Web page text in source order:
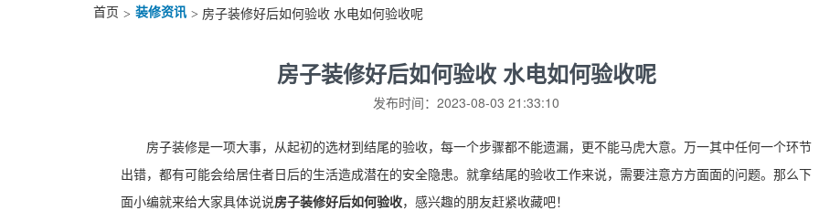
首页 > 装修资讯 > 房子装修好后如何验收 水电如何验收呢
房子装修好后如何验收 水电如何验收呢
发布时间：2023-08-03 21:33:10
房子装修是一项大事，从起初的选材到结尾的验收，每一个步骤都不能遗漏，更不能马虎大意。万一其中任何一个环节
出错，都有可能会给居住者日后的生活造成潜在的安全隐患。就拿结尾的验收工作来说，需要注意方方面面的问题。那么下
面小编就来给大家具体说说房子装修好后如何验收，感兴趣的朋友赶紧收藏吧！